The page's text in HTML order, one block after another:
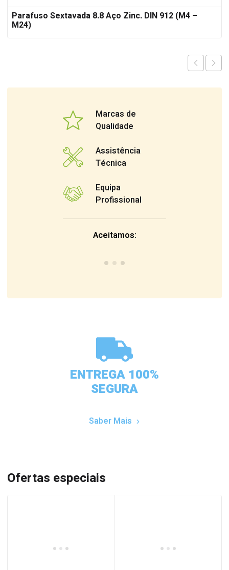
Parafuso Sextavada 8.8 Aço Zinc. DIN 912 (M4 –
M24)
Marcas de
Qualidade
Assistência
Técnica
Equipa
Profissional
Aceitamos:
ENTREGA 100%
SEGURA
Saber Mais
Ofertas especiais